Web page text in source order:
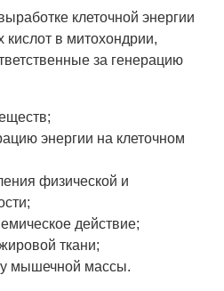
клеточной энергии
в митохондрии,
за генерацию
энергии на клеточном
физической и
действие;
ткани;
мышечной массы.